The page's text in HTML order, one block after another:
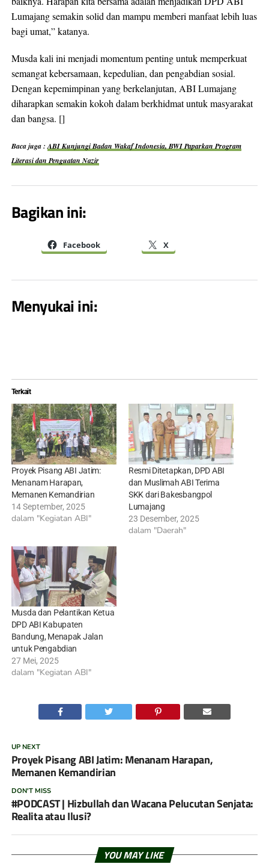
Lumajang semakin solid dan mampu memberi manfaat lebih luas
bagi umat,” katanya.
Musda kali ini menjadi momentum penting untuk memperkuat
semangat kebersamaan, kepedulian, dan pengabdian sosial.
Dengan kepemimpinan yang berkelanjutan, ABI Lumajang
diharapkan semakin kokoh dalam berkhidmat untuk masyarakat
dan bangsa. []
Baca juga :ABI Kunjungi Badan Wakaf Indonesia, BWI Paparkan Program
Literasi dan Penguatan Nazir
Bagikan ini:
Facebook X
Menyukai ini:
Terkait
Proyek Pisang ABI Jatim:
Menanam Harapan,
Memanen Kemandirian
14 September, 2025
dalam "Kegiatan ABI"
Resmi Ditetapkan, DPD ABI
dan Muslimah ABI Terima
SKK dari Bakesbangpol
Lumajang
23 Desember, 2025
dalam "Daerah"
Musda dan Pelantikan Ketua
DPD ABI Kabupaten
Bandung, Menapak Jalan
untuk Pengabdian
27 Mei, 2025
dalam "Kegiatan ABI"
UP NEXT
Proyek Pisang ABI Jatim: Menanam Harapan,
Memanen Kemandirian
DON'T MISS
#PODCAST | Hizbullah dan Wacana Pelucutan Senjata:
Realita atau Ilusi?
YOU MAY LIKE